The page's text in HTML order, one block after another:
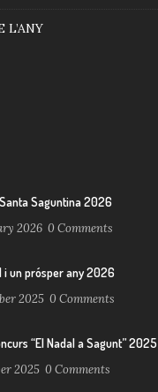
L’ANY
Saguntina 2026
2026 0 Comments
i un prósper any 2026
2025 0 Comments
“El Nadal a Sagunt” 2025
2025 0 Comments